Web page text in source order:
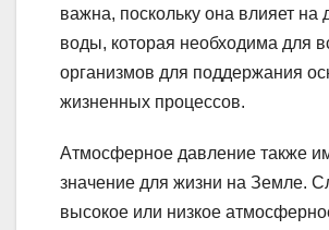
важна, поскольку она влияет на
воды, которая необходима для
организмов для поддержания
жизненных процессов.
Атмосферное давление также
значение для жизни на Земле.
высокое или низкое